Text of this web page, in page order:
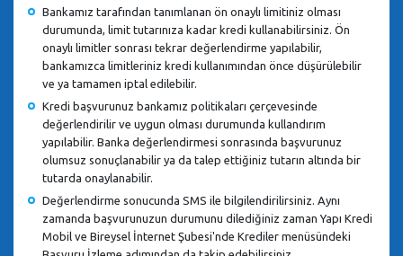
Bankamız tarafından tanımlanan ön onaylı limitiniz olması
durumunda, limit tutarınıza kadar kredi kullanabilirsiniz. Ön
onaylı limitler sonrası tekrar değerlendirme yapılabilir,
bankamızca limitleriniz kredi kullanımından önce düşürülebilir
ve ya tamamen iptal edilebilir.
Kredi başvurunuz bankamız politikaları çerçevesinde
değerlendirilir ve uygun olması durumunda kullandırım
yapılabilir. Banka değerlendirmesi sonrasında başvurunuz
olumsuz sonuçlanabilir ya da talep ettiğiniz tutarın altında bir
tutarda onaylanabilir.
Değerlendirme sonucunda SMS ile bilgilendirilirsiniz. Aynı
zamanda başvurunuzun durumunu dilediğiniz zaman Yapı Kredi
Mobil ve Bireysel İnternet Şubesi'nde Krediler menüsündeki